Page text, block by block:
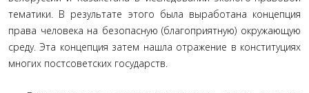
тематики. В результате этого была выработана концепция
права человека на безопасную (благоприятную) окружающую
среду. Эта концепция затем нашла отражение в конституциях
многих постсоветских государств.